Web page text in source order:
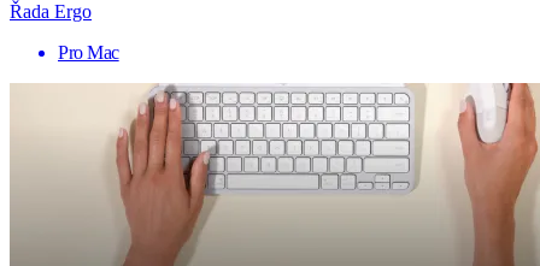
Řada Ergo
Pro Mac